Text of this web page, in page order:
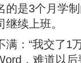
的是3个月学
继续上班。
：“我交了1
，难道以